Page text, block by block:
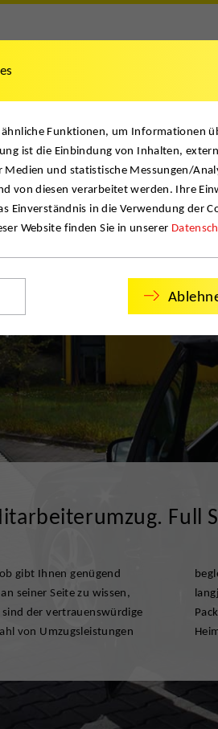
Full
gibt Ihnen genügend
seiner Seite zu wissen,
der vertrauenswürdige
von Umzugsleistungen
Wir bieten Ihnen
mitsamt Beratung,
Schindlauer bringt Ihr
Funktionen, um Informationen
ist die Einbindung von Inhalten,
Medien und statistische Messungen/
von diesen verarbeitet werden. Ihre
Einverständnis in die Verwendung der
Website finden Sie in unserer